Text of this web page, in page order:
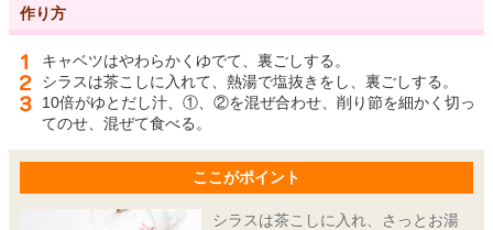
作り方
キャベツはやわらかくゆでて、裏ごしする。
シラスは茶こしに入れて、熱湯で塩抜きをし、裏ごしする。
10倍がゆとだし汁、①、②を混ぜ合わせ、削り節を細かく切っ
てのせ、混ぜて食べる。
ここがポイント
シラスは茶こしに入れ、さっとお湯